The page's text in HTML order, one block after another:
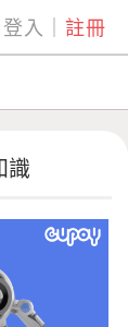
登入 ｜註冊
識